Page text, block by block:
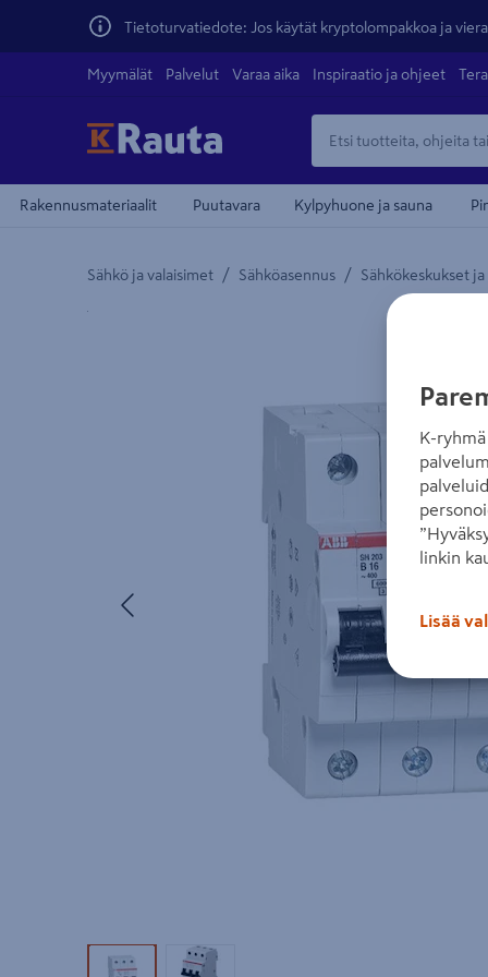
Tietoturvatiedote: Jos käytät kryptolompakkoa ja
Myymälät Palvelut Varaa aika Inspiraatio ja ohjeet
Rakennusmateriaalit Puutavara Kylpyhuone ja sauna
Sähkö ja valaisimet / Sähköasennus / Sähkökeskukset
Yksityiskohtainen kuvaus löytyy Tuotteen kuvaus -
K-
linkin
Lisää